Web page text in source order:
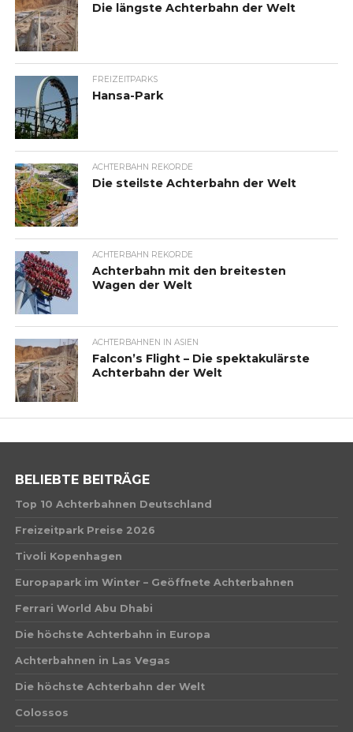
Die längste Achterbahn der Welt
FREIZEITPARKS
Hansa-Park
ACHTERBAHN REKORDE
Die steilste Achterbahn der Welt
ACHTERBAHN REKORDE
Achterbahn mit den breitesten
Wagen der Welt
ACHTERBAHNEN IN ASIEN
Falcon’s Flight – Die spektakulärste
Achterbahn der Welt
BELIEBTE BEITRÄGE
Top 10 Achterbahnen Deutschland
Freizeitpark Preise 2026
Tivoli Kopenhagen
Europapark im Winter – Geöffnete Achterbahnen
Ferrari World Abu Dhabi
Die höchste Achterbahn in Europa
Achterbahnen in Las Vegas
Die höchste Achterbahn der Welt
Colossos